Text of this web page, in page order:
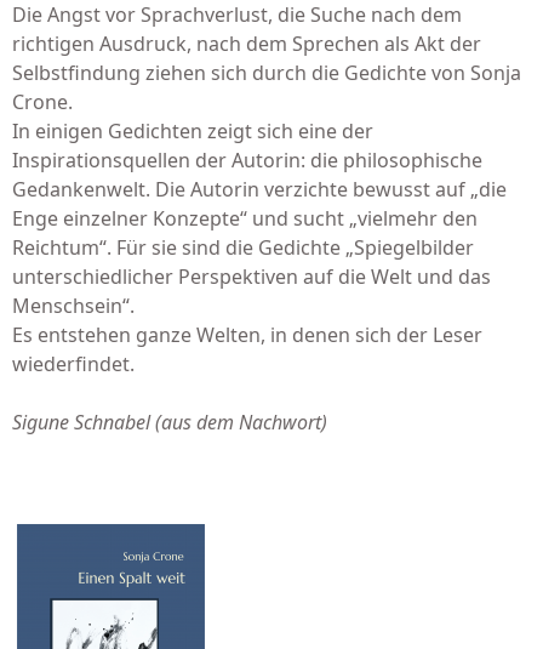
Die Angst vor Sprachverlust, die Suche nach dem
richtigen Ausdruck, nach dem Sprechen als Akt der
Selbstfindung ziehen sich durch die Gedichte von Sonja
Crone.
In einigen Gedichten zeigt sich eine der
Inspirationsquellen der Autorin: die philosophische
Gedankenwelt. Die Autorin verzichte bewusst auf „die
Enge einzelner Konzepte“ und sucht „vielmehr den
Reichtum“. Für sie sind die Gedichte „Spiegelbilder
unterschiedlicher Perspektiven auf die Welt und das
Menschsein“.
Es entstehen ganze Welten, in denen sich der Leser
wiederfindet.
Sigune Schnabel (aus dem Nachwort)